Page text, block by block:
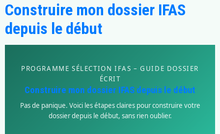
Construire mon dossier IFAS
depuis le début
PROGRAMME SÉLECTION IFAS – GUIDE DOSSIER
ÉCRIT
Construire mon dossier IFAS depuis le début
Pas de panique. Voici les étapes claires pour construire votre
dossier depuis le début, sans rien oublier.